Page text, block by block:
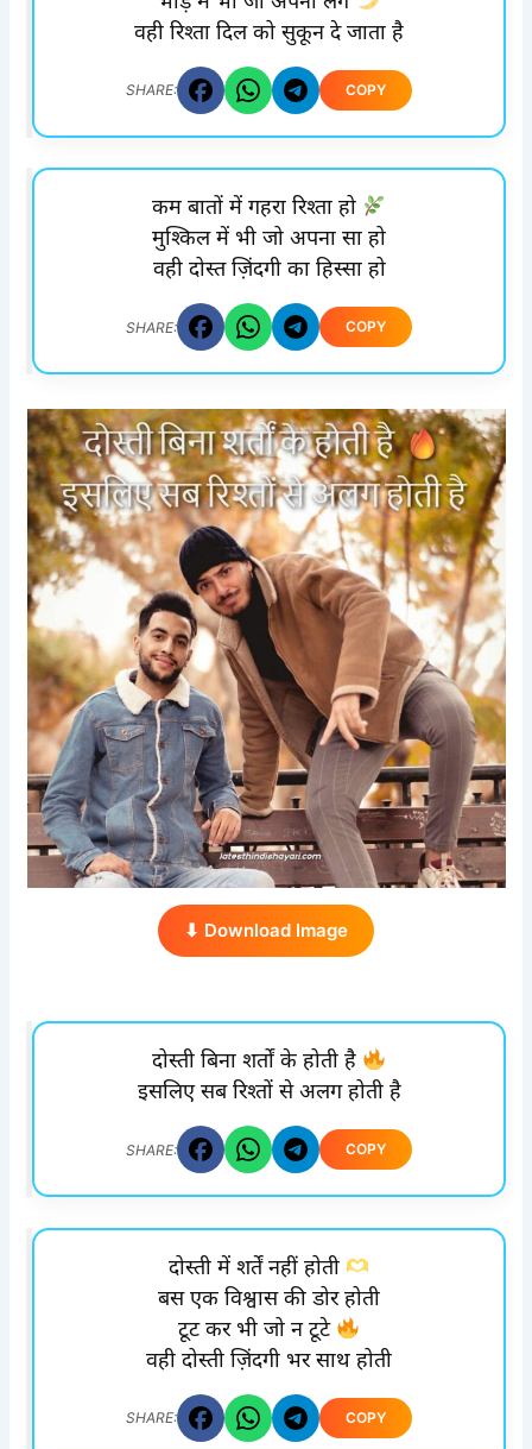
वही रिश्ता दिल को सुकून दे जाता है
SHARE: COPY
कम बातों में गहरा रिश्ता हो
मुश्किल में भी जो अपना सा हो
वही दोस्त ज़िंदगी का हिस्सा हो
SHARE: COPY
⬇ Download Image
दोस्ती बिना शर्तों के होती है
इसलिए सब रिश्तों से अलग होती है
SHARE: COPY
दोस्ती में शर्तें नहीं होती
बस एक विश्वास की डोर होती
टूट कर भी जो न टूटे
वही दोस्ती ज़िंदगी भर साथ होती
SHARE: COPY